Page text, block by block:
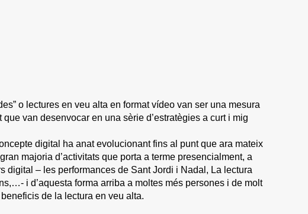
o lectures en veu alta en format vídeo van ser una mesura
van desenvocar en una sèrie d’estratègies a curt i mig
digital ha anat evolucionant fins al punt que ara mateix
majoria d’activitats que porta a terme presencialment, a
digital – les performances de Sant Jordi i Nadal, La lectura
i d’aquesta forma arriba a moltes més persones i de molt
de la lectura en veu alta.